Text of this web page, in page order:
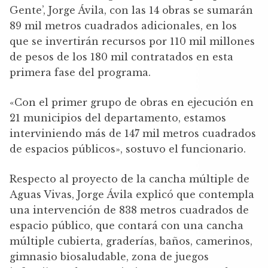
Gente’, Jorge Ávila, con las 14 obras se sumarán
89 mil metros cuadrados adicionales, en los
que se invertirán recursos por 110 mil millones
de pesos de los 180 mil contratados en esta
primera fase del programa.
«Con el primer grupo de obras en ejecución en
21 municipios del departamento, estamos
interviniendo más de 147 mil metros cuadrados
de espacios públicos», sostuvo el funcionario.
Respecto al proyecto de la cancha múltiple de
Aguas Vivas, Jorge Ávila explicó que contempla
una intervención de 838 metros cuadrados de
espacio público, que contará con una cancha
múltiple cubierta, graderías, baños, camerinos,
gimnasio biosaludable, zona de juegos